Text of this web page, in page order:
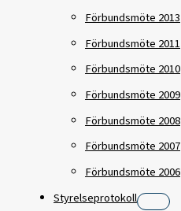
Förbundsmöte 2013
Förbundsmöte 2011
Förbundsmöte 2010
Förbundsmöte 2009
Förbundsmöte 2008
Förbundsmöte 2007
Förbundsmöte 2006
Styrelseprotokoll